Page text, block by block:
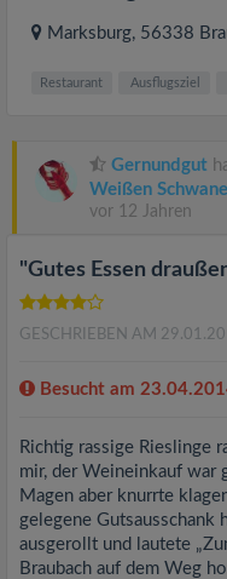
Marksburg, 56338
Restaurant Ausflugsziel
Gernundgut
Weißen
vor 12 Jahren
"Gutes Essen
GESCHRIEBEN AM
Besucht am
Richtig rassige Rieslinge
mir, der Weineinkauf war
Magen aber knurrte
gelegene Gutsausschank
ausgerollt und lautete
Braubach auf dem Weg